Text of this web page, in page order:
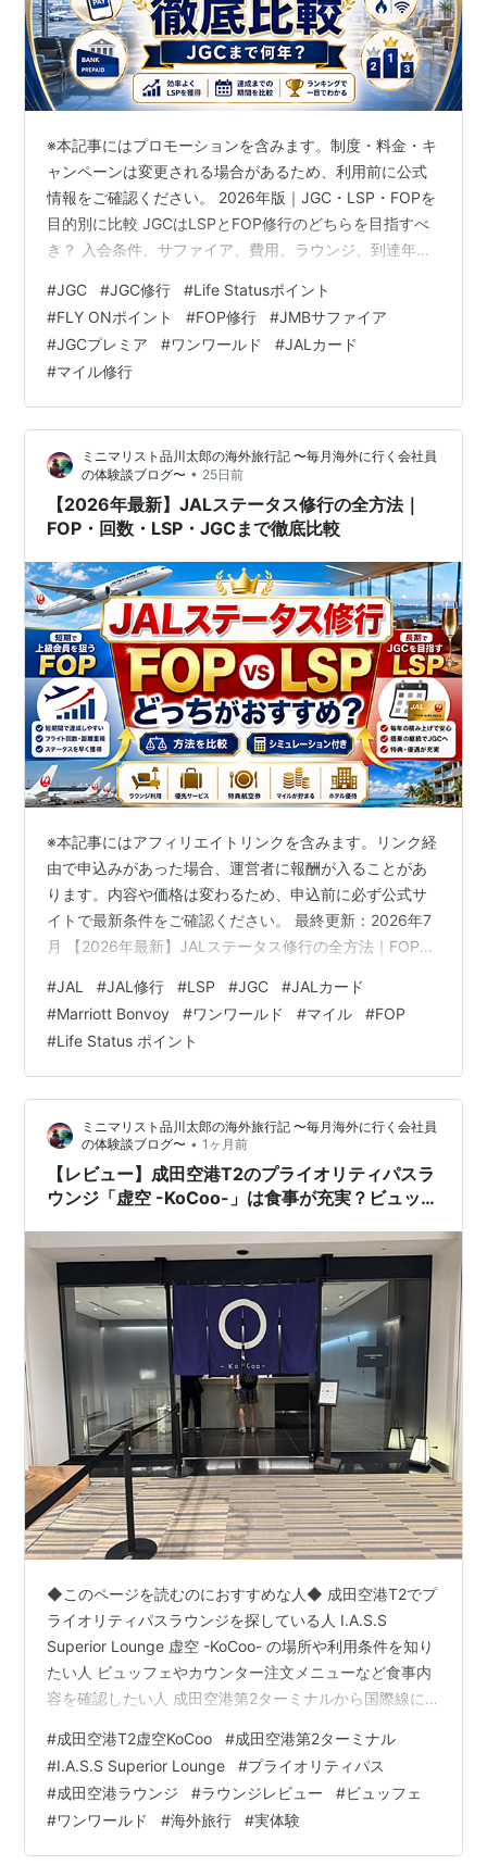
※本記事にはプロモーションを含みます。制度・料金・キ
ャンペーンは変更される場合があるため、利用前に公式
情報をご確認ください。 2026年版｜JGC・LSP・FOPを
目的別に比較 JGCはLSPとFOP修行のどちらを目指すべ
き？ 入会条件、サファイア、費用、ラウンジ、到達年数
50,000サファイアFOP 5,0002026初回搭乗FOP 別制度
JGCとサファイア この記事の目次 【はじめに】①JGC
はLSPとFOP修行のどちらを目指すべき？ ②LSP・
FOP・JGCの違い ③現在のJGC新規入会条件 ④旧JGC
修行と現在の制度の違い…
#JGC #JGC修行 #Life Statusポイント
#FLY ONポイント #FOP修行 #JMBサファイア
#JGCプレミア #ワンワールド #JALカード
#マイル修行
ミニマリスト品川太郎の海外旅行記 〜毎月海外に行く会社員
の体験談ブログ〜 • 25日前
【2026年最新】JALステータス修行の全方法｜
FOP・回数・LSP・JGCまで徹底比較
※本記事にはアフィリエイトリンクを含みます。リンク経
由で申込みがあった場合、運営者に報酬が入ることがあ
ります。内容や価格は変わるため、申込前に必ず公式サ
イトで最新条件をご確認ください。 最終更新：2026年7
月 【2026年最新】JALステータス修行の全方法｜FOP・
す方法は、飛行機に何度も乗る「修行」だけではありま
せん。JALカードの初回搭乗ボーナス、Marriott Bonvoy
との連携、日常生活でたまるLife Status ポイントまで、
選択肢が大きく広がりました。 短期でFLY ONステータ
スを取るならFOP、長期でJGCを目…
#JAL #JAL修行 #LSP #JGC #JALカード
#Marriott Bonvoy #ワンワールド #マイル #FOP
#Life Status ポイント
ミニマリスト品川太郎の海外旅行記 〜毎月海外に行く会社員
の体験談ブログ〜 • 1ヶ月前
【レビュー】成田空港T2のプライオリティパスラ
ウンジ「虚空 -KoCoo-」は食事が充実？ビュッフ
◆このページを読むのにおすすめな人◆ 成田空港T2でプ
ライオリティパスラウンジを探している人 I.A.S.S
Superior Lounge 虚空 -KoCoo- の場所や利用条件を知り
たい人 ビュッフェやカウンター注文メニューなど食事内
容を確認したい人 成田空港第2ターミナルから国際線に
る内容は、、 【レビュー】成田空港T2のプライオリティ
パスラウンジ「虚空 -KoCoo-」は食事が充実？ビュッフ
ェ＆注文メニューを利用した体験談紹介 成田空港T2で国
際線に乗る前、「プライオリティパスで食事ができるラ
ウンジはある？」と気になっていませんか？こ…
#成田空港T2虚空KoCoo #成田空港第2ターミナル
#I.A.S.S Superior Lounge #プライオリティパス
#成田空港ラウンジ #ラウンジレビュー #ビュッフェ
#ワンワールド #海外旅行 #実体験